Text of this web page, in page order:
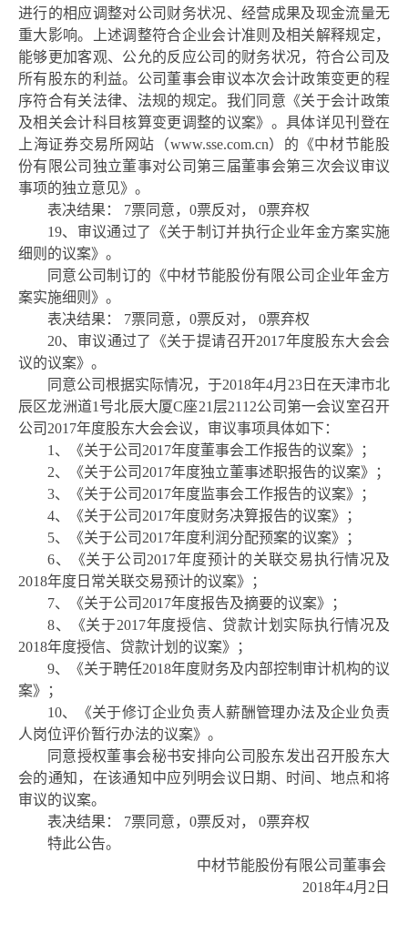
进行的相应调整对公司财务状况、经营成果及现金流量无
重大影响。上述调整符合企业会计准则及相关解释规定，
能够更加客观、公允的反应公司的财务状况，符合公司及
所有股东的利益。公司董事会审议本次会计政策变更的程
序符合有关法律、法规的规定。我们同意《关于会计政策
及相关会计科目核算变更调整的议案》。具体详见刊登在
上海证券交易所网站（www.sse.com.cn）的《中材节能股
份有限公司独立董事对公司第三届董事会第三次会议审议
事项的独立意见》。
表决结果：
7票同意，0票反对， 0票弃权
19、审议通过了《关于制订并执行企业年金方案实施
细则的议案》。
同意公司制订的《中材节能股份有限公司企业年金方
案实施细则》。
表决结果：
7票同意，0票反对， 0票弃权
20、审议通过了《关于提请召开2017年度股东大会会
议的议案》。
同意公司根据实际情况，于2018年4月23日在天津市北
辰区龙洲道1号北辰大厦C座21层2112公司第一会议室召开
公司2017年度股东大会会议，审议事项具体如下：
1、《关于公司2017年度董事会工作报告的议案》；
2、《关于公司2017年度独立董事述职报告的议案》；
3、《关于公司2017年度监事会工作报告的议案》；
4、《关于公司2017年度财务决算报告的议案》；
5、《关于公司2017年度利润分配预案的议案》；
6、《关于公司2017年度预计的关联交易执行情况及
2018年度日常关联交易预计的议案》；
7、《关于公司2017年度报告及摘要的议案》；
8、《关于2017年度授信、贷款计划实际执行情况及
2018年度授信、贷款计划的议案》；
9、《关于聘任2018年度财务及内部控制审计机构的议
案》；
10、《关于修订企业负责人薪酬管理办法及企业负责
人岗位评价暂行办法的议案》。
同意授权董事会秘书安排向公司股东发出召开股东大
会的通知，在该通知中应列明会议日期、时间、地点和将
审议的议案。
表决结果：
7票同意，0票反对， 0票弃权
特此公告。
中材节能股份有限公司董事会
2018年4月2日